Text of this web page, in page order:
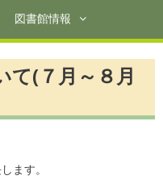
図書館情報
て(７月～８月
ます。